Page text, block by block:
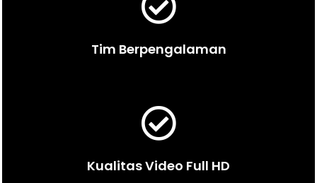
Tim Berpengalaman
Kualitas Video Full HD